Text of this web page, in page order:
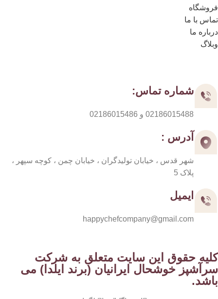
فروشگاه
تماس با ما
درباره ما
وبلاگ
شماره تماس:
02186015488 و 02186015486
آدرس :
شهر قدس ، خیابان تولیدگران ، خیابان چمن ، کوچه سپهر ،
پلاک 5
ایمیل
happychefcompany@gmail.com
کلیه حقوق این سایت متعلق به شرکت
سرآشپز خوشحال ایرانیان (برند ایلدا) می
باشد.